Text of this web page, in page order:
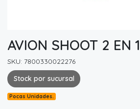
AVION SHOOT 2 EN 1
SKU: 7800330022276
Stock por sucursal
Pocas Unidades.